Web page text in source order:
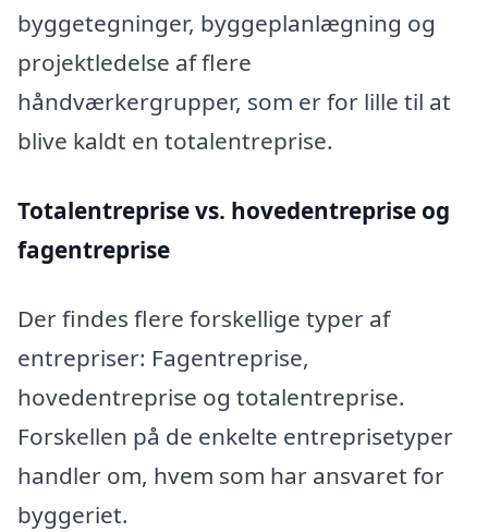
byggetegninger, byggeplanlægning og
projektledelse af flere
håndværkergrupper, som er for lille til at
blive kaldt en totalentreprise.
Totalentreprise vs. hovedentreprise og
fagentreprise
Der findes flere forskellige typer af
entrepriser: Fagentreprise,
hovedentreprise og totalentreprise.
Forskellen på de enkelte entreprisetyper
handler om, hvem som har ansvaret for
byggeriet.